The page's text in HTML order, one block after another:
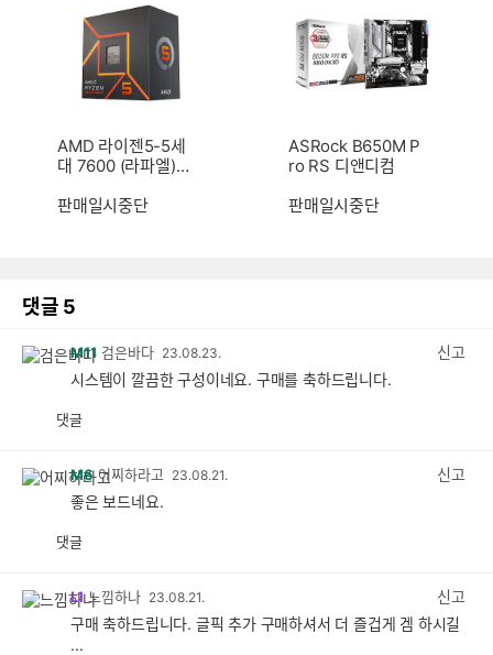
AMD 라이젠5-5세
대 7600 (라파엘)
판매일시중단
ASRock B650M P
ro RS 디앤디컴
판매일시중단
댓글 5
M11 검은바다 23.08.23.
신고
시스템이 깔끔한 구성이네요. 구매를 축하드립니다.
댓글
M6 어찌하라고 23.08.21.
신고
좋은 보드네요.
댓글
L1 느낌하나 23.08.21.
신고
구매 축하드립니다. 글픽 추가 구매하셔서 더 즐겁게 겜 하시길
...